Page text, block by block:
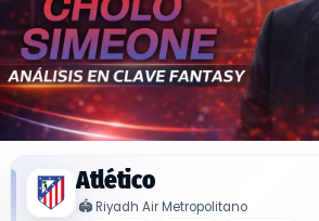
Atlético
🏟️ Riyadh Air Metropolitano